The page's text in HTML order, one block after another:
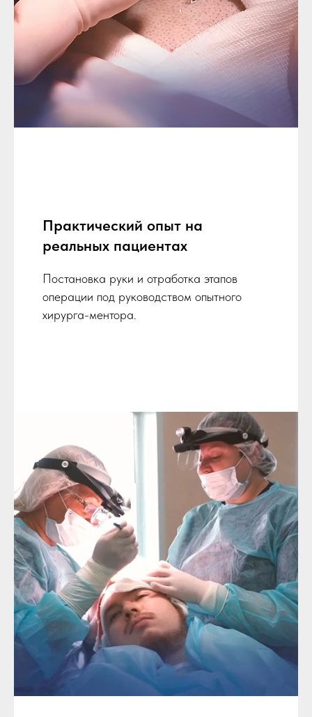
Практический опыт на
реальных пациентах
Постановка руки и отработка этапов
операции под руководством опытного
хирурга-ментора.